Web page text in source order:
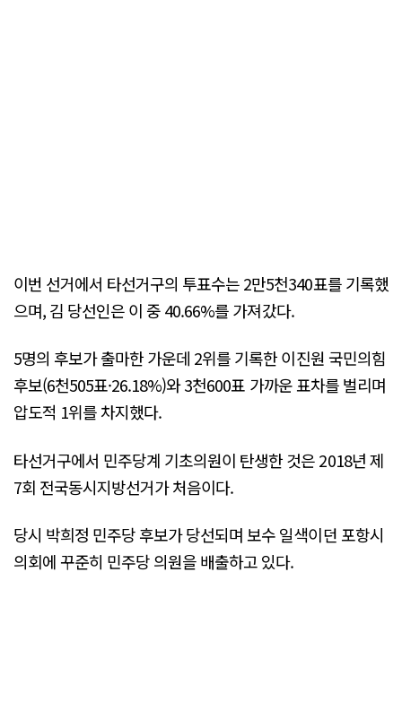
이번 선거에서 타선거구의 투표수는 2만5천340표를 기록했
으며, 김 당선인은 이 중 40.66%를 가져갔다.
5명의 후보가 출마한 가운데 2위를 기록한 이진원 국민의힘
후보(6천505표·26.18%)와 3천600표 가까운 표차를 벌리며
압도적 1위를 차지했다.
타선거구에서 민주당계 기초의원이 탄생한 것은 2018년 제
7회 전국동시지방선거가 처음이다.
당시 박희정 민주당 후보가 당선되며 보수 일색이던 포항시
의회에 꾸준히 민주당 의원을 배출하고 있다.